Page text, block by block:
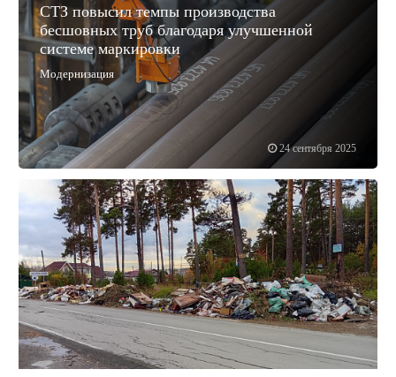
24 сентября 2025
СТЗ повысил темпы производства
бесшовных труб благодаря улучшенной
системе маркировки
Модернизация